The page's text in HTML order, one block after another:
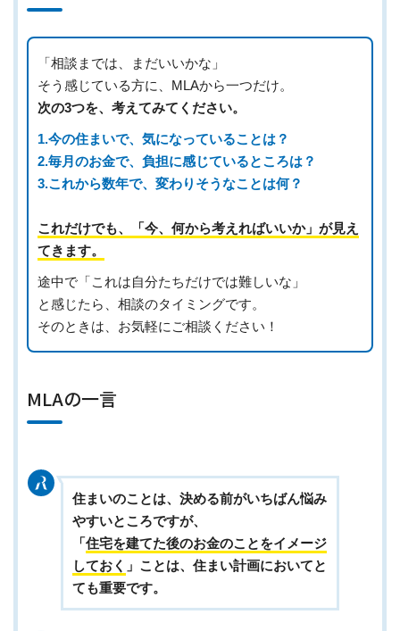
「相談までは、まだいいかな」
そう感じている方に、MLAから一つだけ。
次の3つを、考えてみてください。
1.今の住まいで、気になっていることは？
2.毎月のお金で、負担に感じているところは？
3.これから数年で、変わりそうなことは何？
これだけでも、「今、何から考えればいいか」が見え
てきます。
途中で「これは自分たちだけでは難しいな」
と感じたら、相談のタイミングです。
そのときは、お気軽にご相談ください！
MLAの一言
住まいのことは、決める前がいちばん悩み
やすいところですが、
「住宅を建てた後のお金のことをイメージ
しておく 」ことは、住まい計画においてと
ても重要です。